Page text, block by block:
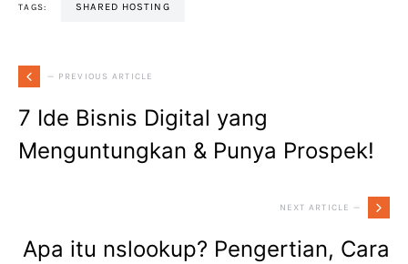
TAGS: SHARED HOSTING
— PREVIOUS ARTICLE
7 Ide Bisnis Digital yang
Menguntungkan & Punya Prospek!
NEXT ARTICLE —
Apa itu nslookup? Pengertian, Cara